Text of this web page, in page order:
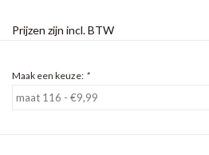
Prijzen zijn incl. BTW
Maak een keuze: *